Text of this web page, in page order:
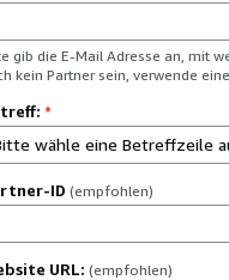
gib die E-Mail Adresse an, mit
kein Partner sein, verwende
*
wähle eine Betreffzeile
ID (empfohlen)
URL: (empfohlen)